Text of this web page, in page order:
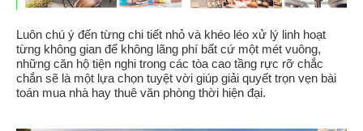
Luôn chú ý đến từng chi tiết nhỏ và khéo léo xử lý linh hoạt
từng không gian để không lãng phí bất cứ một mét vuông,
những căn hộ tiện nghi trong các tòa cao tầng rực rỡ chắc
chắn sẽ là một lựa chọn tuyệt vời giúp giải quyết trọn vẹn bài
toán mua nhà hay thuê văn phòng thời hiện đại.